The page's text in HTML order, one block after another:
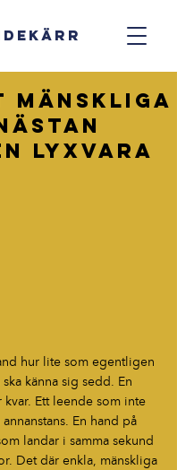
mänskliga
lyxvara
hur lite som egentligen
ska känna sig sedd. En
Ett leende som inte
En hand på
landar i samma sekund
Det där enkla, mänskliga